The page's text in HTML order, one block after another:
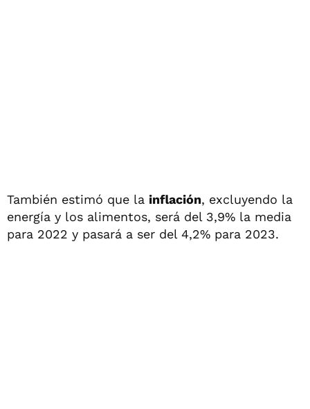
También estimó que la inflación, excluyendo la
energía y los alimentos, será del 3,9% la media
para 2022 y pasará a ser del 4,2% para 2023.